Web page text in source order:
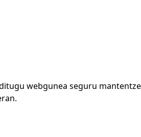
webgunea seguru